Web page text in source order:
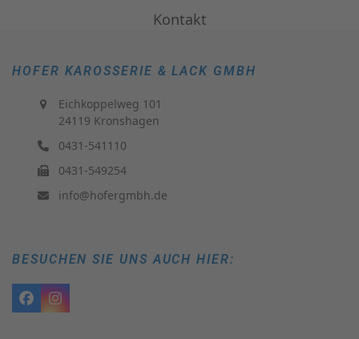
Kontakt
HOFER KAROSSERIE & LACK GMBH
Eichkoppelweg 101
24119 Kronshagen
0431-541110
0431-549254
info@hofergmbh.de
BESUCHEN SIE UNS AUCH HIER:
FacebookInstagram